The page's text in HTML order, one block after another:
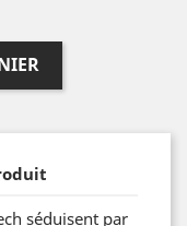
séduisent par